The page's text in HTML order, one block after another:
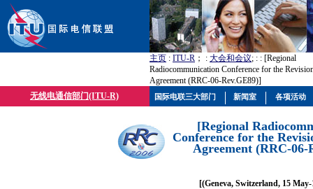
主页 : ITU-R ； : 大会和会议; : : [Regional
Radiocommunication Conference for the
Agreement (RRC-06-Rev.GE89)]
无线电通信部门(ITU-R)
[Regional
Conference for the
Agreement (RRC-06-
[(Geneva, Switzerland, 15
国际电联三大部门 新闻室 各项活动